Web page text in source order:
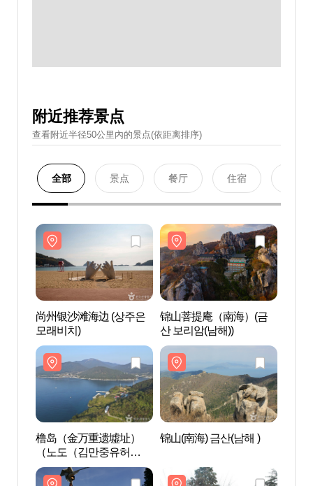
附近推荐景点
查看附近半径50公里內的景点(依距离排序)
全部 景点 餐厅 住宿
尚州银沙滩海边 (상주은
모래비치)
锦山菩提庵（南海）(금
산 보리암(남해))
橹岛（金万重遗墟址）
（노도（김만중유허
지））
锦山(南海) 금산(남해 )